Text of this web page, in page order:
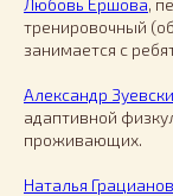
Любовь Ершова,
тренировочный
занимается с
Александр
адаптивной
проживающих.
Наталья